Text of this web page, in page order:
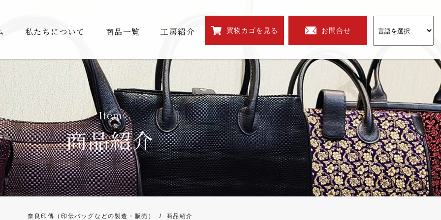
私たちについて 商品一覧 工房紹介 買物カゴを見る お問合せ
Item
商品紹介
奈良印傳（印伝バッグなどの製造・販売） / 商品紹介